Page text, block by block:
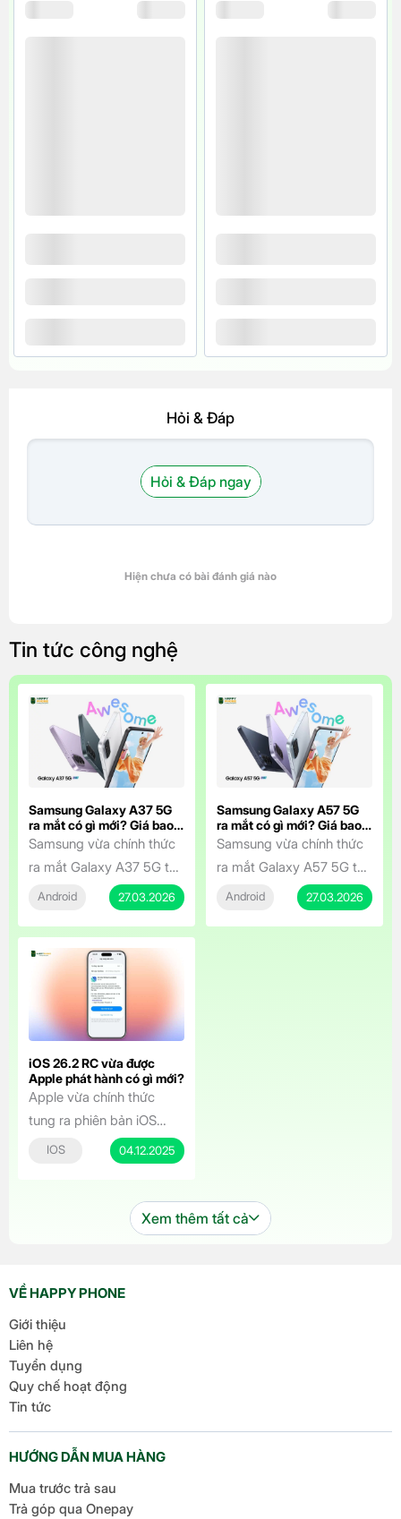
Hỏi & Đáp
Hỏi & Đáp ngay
Hiện chưa có bài đánh giá nào
Tin tức công nghệ
Samsung Galaxy A37 5G
ra mắt có gì mới? Giá bao
nhiêu?
Samsung vừa chính thức
ra mắt Galaxy A37 5G tại
Việt Nam, mang đến
dòng Galaxy A series trải
nghiệm chuyên nghiệp
hơn với mức giá cực kỳ
hấp dẫn. Smartphone tầm
trung sở hữu màn hình
đẹp, camera AI thông
kết cập nhật dài hạn,
Galaxy A37 5G […]
Android 27.03.2026
Samsung Galaxy A57 5G
ra mắt có gì mới? Giá bao
nhiêu?
Samsung vừa chính thức
ra mắt Galaxy A57 5G tại
Việt Nam vào ngày
25/3/2026, mang đến
Android 27.03.2026
iOS 26.2 RC vừa được
Apple phát hành có gì mới?
Apple vừa chính thức
tung ra phiên bản iOS
26.2 RC vào rạng sáng
ngày 4 tháng 12, đánh
khi bản cập nhật chính
thức đến tay người dùng.
trải nghiệm người dùng
[…]
IOS 04.12.2025
Xem thêm tất cả
VỀ HAPPY PHONE
Giới thiệu
Liên hệ
Tuyển dụng
Quy chế hoạt động
Tin tức
HƯỚNG DẪN MUA HÀNG
Mua trước trả sau
Trả góp qua Onepay